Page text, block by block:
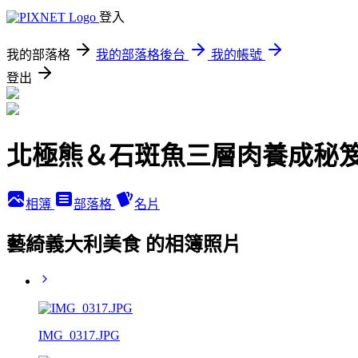
登入
我的部落格 我的部落格後台
我的帳號
登出
北極熊＆石斑魚三層肉養成秘
相簿 部落格 名片
藝綺義大利美食 的相簿照片
IMG_0317.JPG